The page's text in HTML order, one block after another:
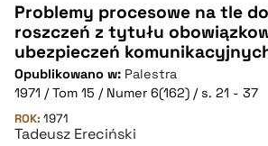
Problemy procesowe na tle
roszczeń z tytułu
ubezpieczeń
Opublikowano w: Palestra
1971 / Tom 15 / Numer 6(162) / s. 21 - 37
ROK: 1971
Tadeusz Ereciński